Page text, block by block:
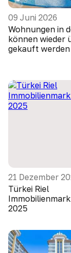
09 Juni 2026
Wohnungen in
können wieder
gekauft werden
21 Dezember
Türkei Riel
2025